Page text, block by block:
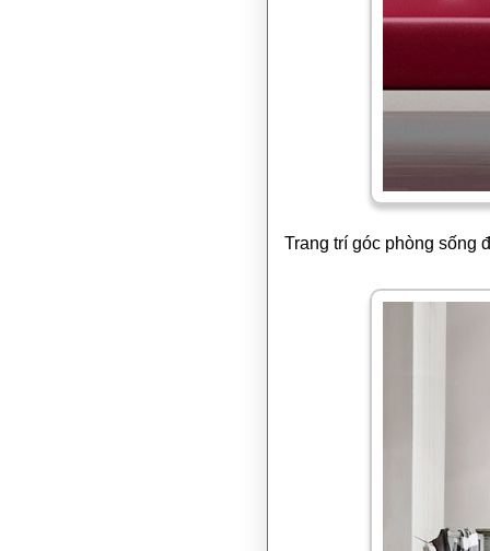
Trang trí góc phòng sống